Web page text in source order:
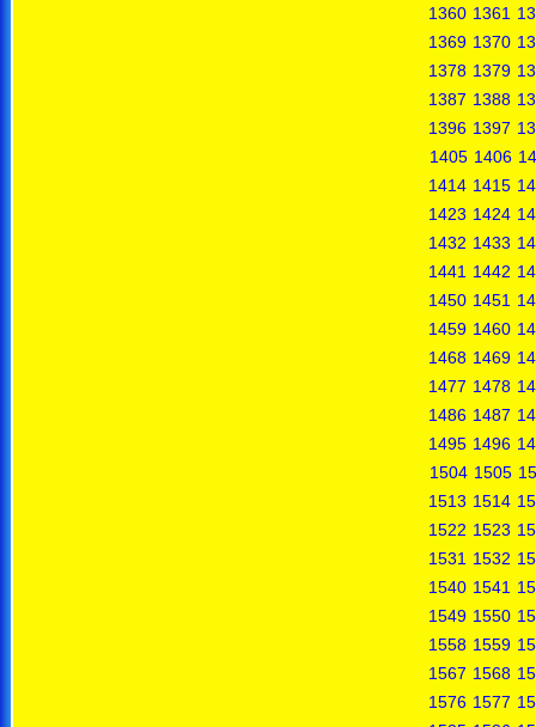
1360 1361
1369 1370
1378 1379
1387 1388
1396 1397
1405 1406
1414 1415
1423 1424
1432 1433
1441 1442
1450 1451
1459 1460
1468 1469
1477 1478
1486 1487
1495 1496
1504 1505
1513 1514
1522 1523
1531 1532
1540 1541
1549 1550
1558 1559
1567 1568
1576 1577